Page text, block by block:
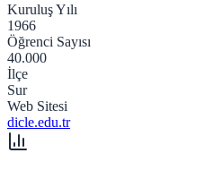
Kuruluş Yılı
1966
Öğrenci Sayısı
40.000
İlçe
Sur
Web Sitesi
dicle.edu.tr